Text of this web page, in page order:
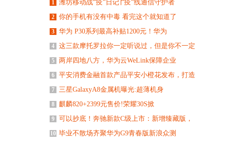
1 潍坊移动战“疫”日记∣“疫”线通信守护者
2 你的手机有没有中毒 看完这个就知道了
3 华为 P30系列最高补贴1200元！华为
4 这三款摩托罗拉你一定听说过，但是你不一定
5 两岸四地八方，华为云WeLink保障企业
6 平安消费金融首款产品平安小橙花发布，打造
7 三星GalaxyA8金属机曝光:超薄机身
8 麒麟820+2399元售价!荣耀30S掀
9 可以抄底！奔驰新款C级上市：新增臻藏版，
10 毕业不散场齐聚华为G9青春版新浪众测